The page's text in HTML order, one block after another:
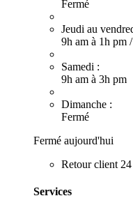
Fermé
Jeudi au
9h am à 1h pm /
Samedi :
9h am à 3h pm
Dimanche :
Fermé
Fermé aujourd'hui
Retour client 24
Services